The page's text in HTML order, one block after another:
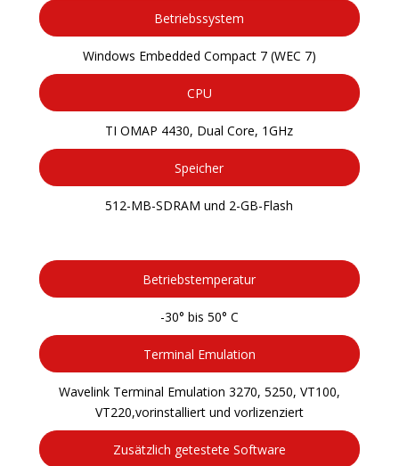
Betriebssystem
Windows Embedded Compact 7 (WEC 7)
CPU
TI OMAP 4430, Dual Core, 1GHz
Speicher
512-MB-SDRAM und 2-GB-Flash
Betriebstemperatur
-30° bis 50° C
Terminal Emulation
Wavelink Terminal Emulation 3270, 5250, VT100,
VT220,vorinstalliert und vorlizenziert
Zusätzlich getestete Software